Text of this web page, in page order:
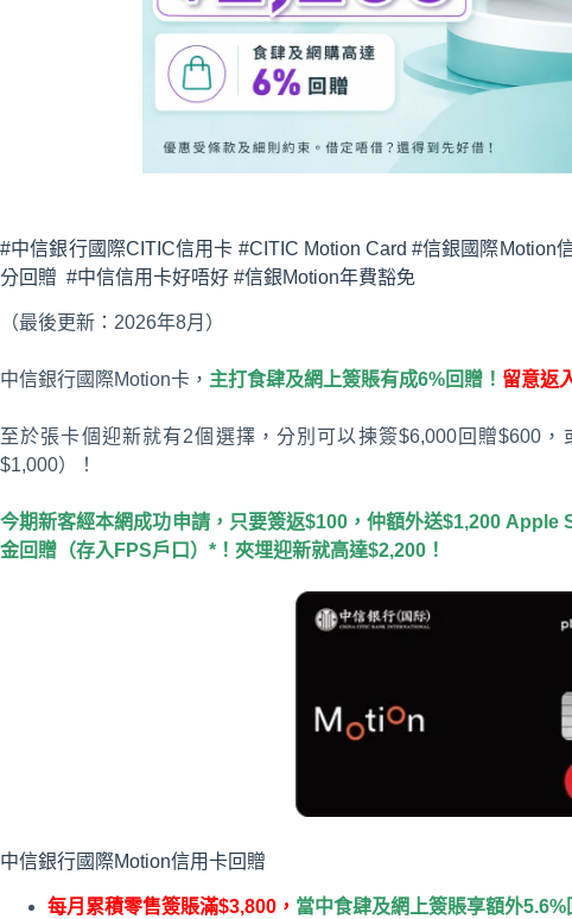
#中信銀行國際CITIC信用卡 #CITIC Motion Card #信銀國際Motion
分回贈 #中信信用卡好唔好 #信銀Motion年費豁免
（最後更新：2026年8月）
中信銀行國際Motion卡， 主打食肆及網上簽賬有成6%回贈！ 留意返
至於張卡個迎新就有2個選擇，分別可以揀簽$6,000回贈$600
$1,000）！
今期新客經本網成功申請，只要簽返$100，仲額外送$1,200
金回贈（存入FPS戶口）*！夾埋迎新就高達$2,200！
中信銀行國際Motion信用卡回贈
每月累積零售簽賬滿$3,800， 當中食肆及網上簽賬享額外